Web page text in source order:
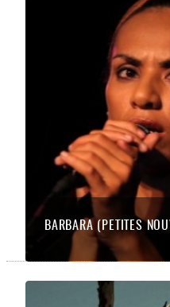
BARBARA (PETITES